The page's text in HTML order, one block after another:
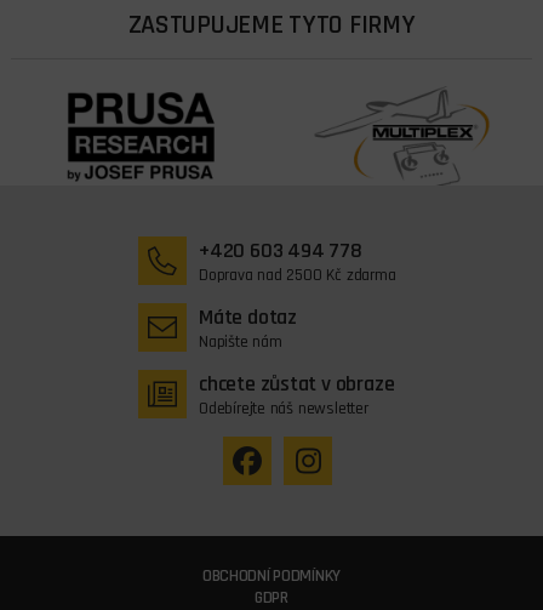
ZASTUPUJEME TYTO FIRMY
+420 603 494 778
Doprava nad 2500 Kč zdarma
Máte dotaz
Napište nám
chcete zůstat v obraze
Odebírejte náš newsletter
OBCHODNÍ PODMÍNKY
GDPR